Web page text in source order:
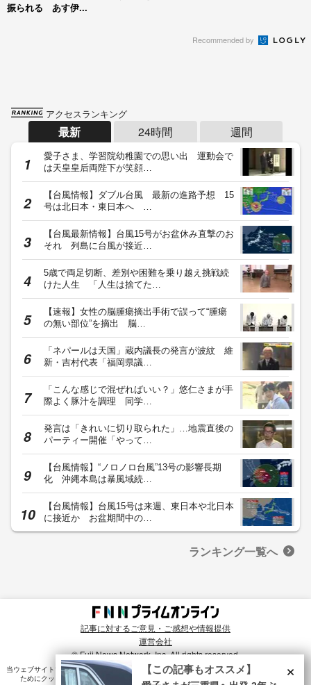
振られる あす伊...
Recommended by
アクセスランキング
最新 24時間 週間
愛子さま、学習院幼稚園での思い出 運動会で
は天皇皇后両陛下が笑顔…
【台風情報】ダブル台風 最新の進路予想 15
号は北日本・東日本へ …
【台風最新情報】台風15号がお盆休み直撃のお
それ 列島に台風が接近…
5歳で両足切断、差別や困難を乗り越え挑戦続
けた人生 「人生は捨てた…
【速報】女性の脳腫瘍摘出手術で誤って“腫瘍
の無い部位”を摘出 脳…
「ネパールは天国」蔵内議長の発言が波紋 維
新・吉村代表「福岡県議…
「こんな感じで混ぜればいい？」悠仁さまが手
際よく豚汁を調理 同学…
発言は「きれいに切り取られた」…地震直後の
パーティー開催「やって…
【台風情報】“ノロノロ台風”13号の影響長期
化 沖縄本島は暴風域続…
【台風情報】台風15号は来週、東日本や北日本
に接近か お盆期間中の…
ランキング一覧へ
記事に対するご意見・ご感想や情報提供
運営会社
© Fuji News Network, Inc. All rights reserved.
当ウェブサイトでは、ユーザのニーズ・興味・関⼼に合致したコンテンツや広告配信を提供する
ためにクッキーを使⽤しています。詳細は、プライバシーポリシー をご確認ください。×
【この記事もオススメ】